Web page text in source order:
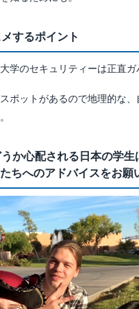
するポイント
学のセキュリティーは正直
ポットがあるので地理的な
か心配される日本の学
ちへのアドバイスをお願